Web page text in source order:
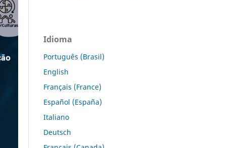
Idioma
Português (Brasil)
English
Français (France)
Español (España)
Italiano
Deutsch